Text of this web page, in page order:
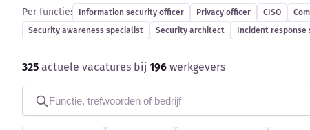
Per functie: Information security officer Privacy officer CISO
Security awareness specialist
Security architect Incident response
325 actuele vacatures bij 196 werkgevers